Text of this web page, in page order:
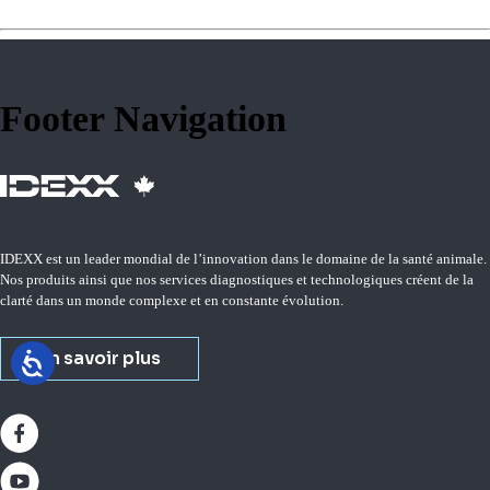
Footer Navigation
IDEXX est un leader mondial de l’innovation dans le domaine de la santé animale.
Nos produits ainsi que nos services diagnostiques et technologiques créent de la
clarté dans un monde complexe et en constante évolution.
En savoir plus